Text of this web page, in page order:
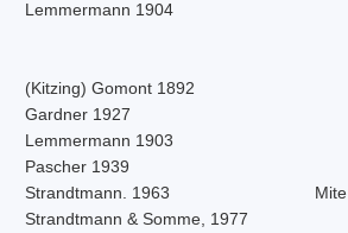
Lemmermann 1904
(Kitzing) Gomont 1892
Gardner 1927
Lemmermann 1903
Pascher 1939
Strandtmann. 1963 Mite
Strandtmann & Somme, 1977